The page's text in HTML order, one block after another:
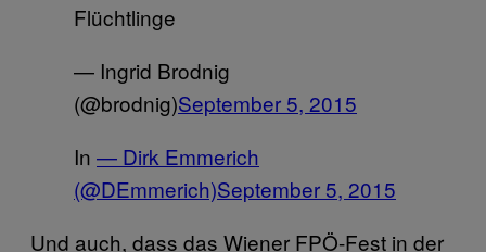
Flüchtlinge
— Ingrid Brodnig
(@brodnig)September 5, 2015
In — Dirk Emmerich
(@DEmmerich)September 5, 2015
Und auch, dass das Wiener FPÖ-Fest in der